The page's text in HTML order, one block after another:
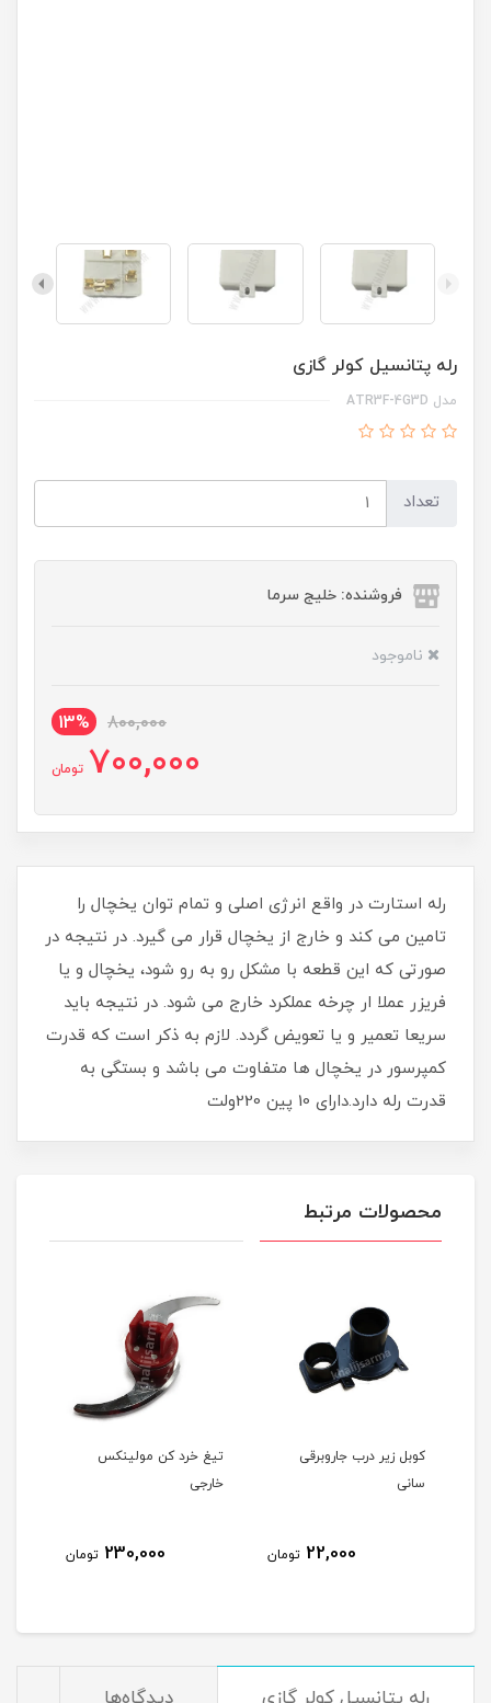
رله پتانسیل کولر گازی
مدل ATR3F-4G3D
تعداد
فروشنده: خلیج سرما
ناموجود
800,000
13%
700,000 تومان
رله استارت در واقع انرژی اصلی و تمام توان یخچال را
تامین می کند و خارج از یخچال قرار می گیرد. در نتیجه در
صورتی که این قطعه با مشکل رو به رو شود، یخچال و یا
فریزر عملا ار چرخه عملکرد خارج می شود. در نتیجه باید
سریعا تعمیر و یا تعویض گردد. لازم به ذکر است که قدرت
کمپرسور در یخچال ها متفاوت می باشد و بستگی به
قدرت رله دارد.دارای 10 پین 220ولت
محصولات مرتبط
کوبل زیر درب جاروبرقی
سانی
22,000 تومان
تیغ خرد کن مولینکس
خارجی
230,000 تومان